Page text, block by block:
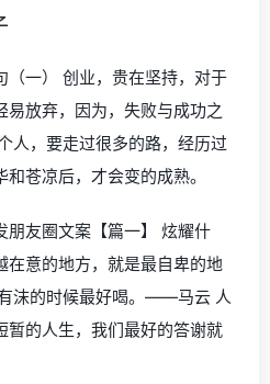
（一） 创业，贵在坚持，对于
放弃，因为，失败与成功之
人，要走过很多的路，经历过
苍凉后，才会变的成熟。
朋友圈文案【篇一】 炫耀什
在意的地方，就是最自卑的地
沫的时候最好喝。——马云 人
暂的人生，我们最好的答谢就